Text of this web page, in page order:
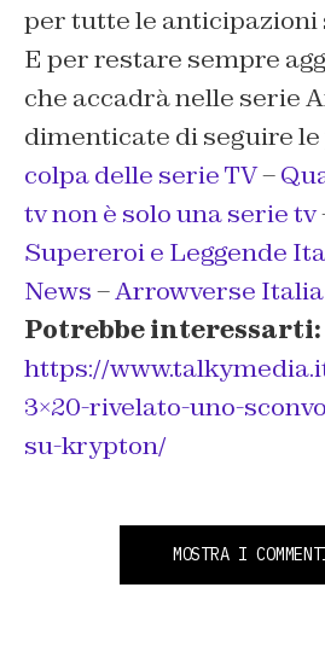
per tutte le anticipazioni
E per restare sempre
che accadrà nelle serie
dimenticate di seguire le
colpa delle serie TV–
tv non è solo una serie tv
Supereroi e Leggende
News–Arrowverse Italia
Potrebbe interessarti:
https://
3×20-rivelato-uno-
su-krypton/
MOSTRA I